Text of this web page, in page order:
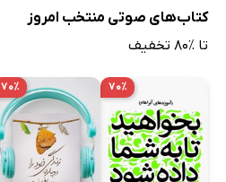
کتاب‌های صوتی منتخب امروز
تا ٪۸۰ تخفیف
۷۰٪ ۷۰٪